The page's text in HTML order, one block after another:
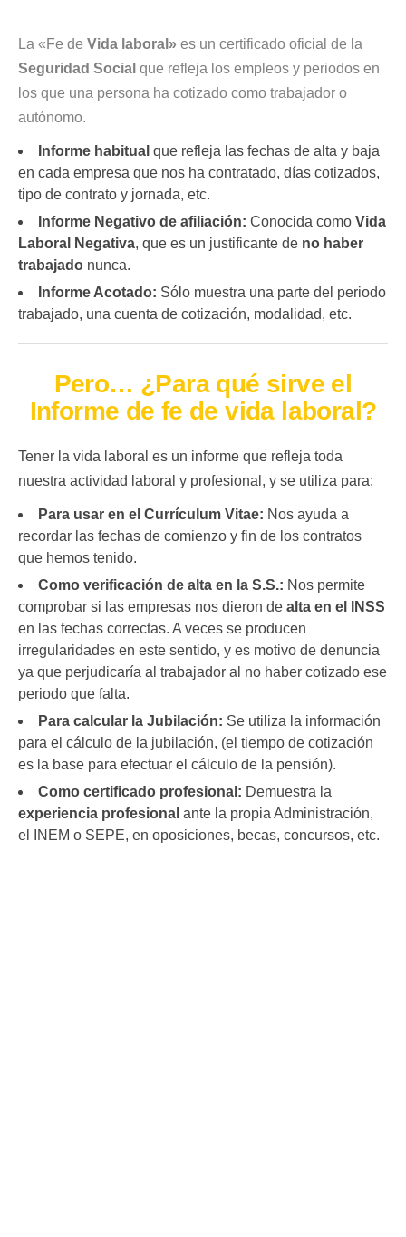
La «Fe de Vida laboral» es un certificado oficial de la
Seguridad Social que refleja los empleos y periodos en
los que una persona ha cotizado como trabajador o
autónomo.
Informe habitual que refleja las fechas de alta y baja
en cada empresa que nos ha contratado, días cotizados,
tipo de contrato y jornada, etc.
Informe Negativo de afiliación: Conocida como Vida
Laboral Negativa, que es un justificante de no haber
trabajado nunca.
Informe Acotado: Sólo muestra una parte del periodo
trabajado, una cuenta de cotización, modalidad, etc.
Pero… ¿Para qué sirve el
Informe de fe de vida laboral?
Tener la vida laboral es un informe que refleja toda
nuestra actividad laboral y profesional, y se utiliza para:
Para usar en el Currículum Vitae: Nos ayuda a
recordar las fechas de comienzo y fin de los contratos
que hemos tenido.
Como verificación de alta en la S.S.: Nos permite
comprobar si las empresas nos dieron de alta en el INSS
en las fechas correctas. A veces se producen
irregularidades en este sentido, y es motivo de denuncia
ya que perjudicaría al trabajador al no haber cotizado ese
periodo que falta.
Para calcular la Jubilación: Se utiliza la información
para el cálculo de la jubilación, (el tiempo de cotización
es la base para efectuar el cálculo de la pensión).
Como certificado profesional: Demuestra la
experiencia profesional ante la propia Administración,
el INEM o SEPE, en oposiciones, becas, concursos, etc.